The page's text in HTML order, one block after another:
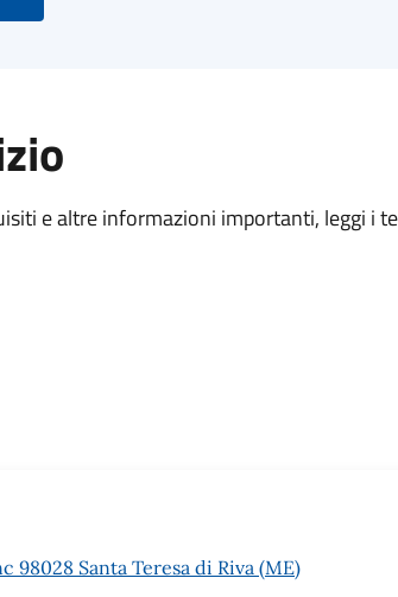
e altre informazioni importanti, leggi i
98028 Santa Teresa di Riva (ME)